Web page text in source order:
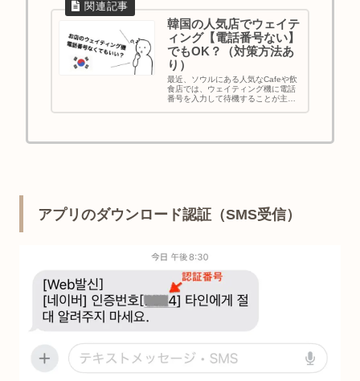
韓国の人気店でウェイテ
ィング【電話番号ない】
でもOK？（対策方法あ
り）
最近、ソウルにある人気なCafeや飲
食店では、ウェイティング機に電話
番号を入力して待機することが主流
アプリのダウンロード認証（SMS受信）